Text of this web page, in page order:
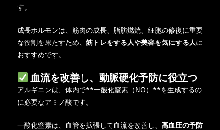
す。
成長ホルモンは、筋肉の成長、脂肪燃焼、細胞の修復に重要
な役割を果たすため、 筋トレをする人や美容を気にする人に
おすすめです。
血流を改善し、動脈硬化予防に役立つ
アルギニンは、体内で**一酸化窒素（NO）**を生成するの
に必要なアミノ酸です。
一酸化窒素は、血管を拡張して血流を改善し、 高血圧の予防